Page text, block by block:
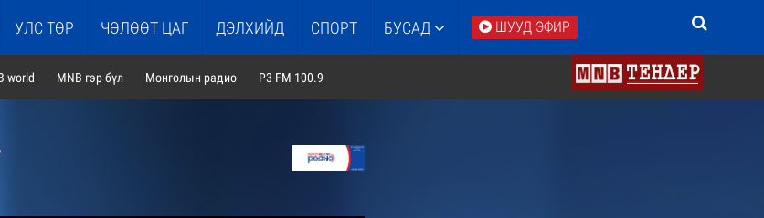
УЛС ТӨР ЧӨЛӨӨТ ЦАГ ДЭЛХИЙД СПОРТ БУСАД ШУУД ЭФИР
world MNB гэр бүл Монголын радио P3 FM 100.9